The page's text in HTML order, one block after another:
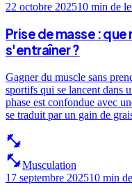
22 octobre 202510 min de
Prise de masse :
s'entraîner ?
Gagner du muscle sans
sportifs qui se lancent dans
phase est confondue avec
se traduit par un gain de
fitness_center
fitness_centerMusculation
17 septembre 202510 min